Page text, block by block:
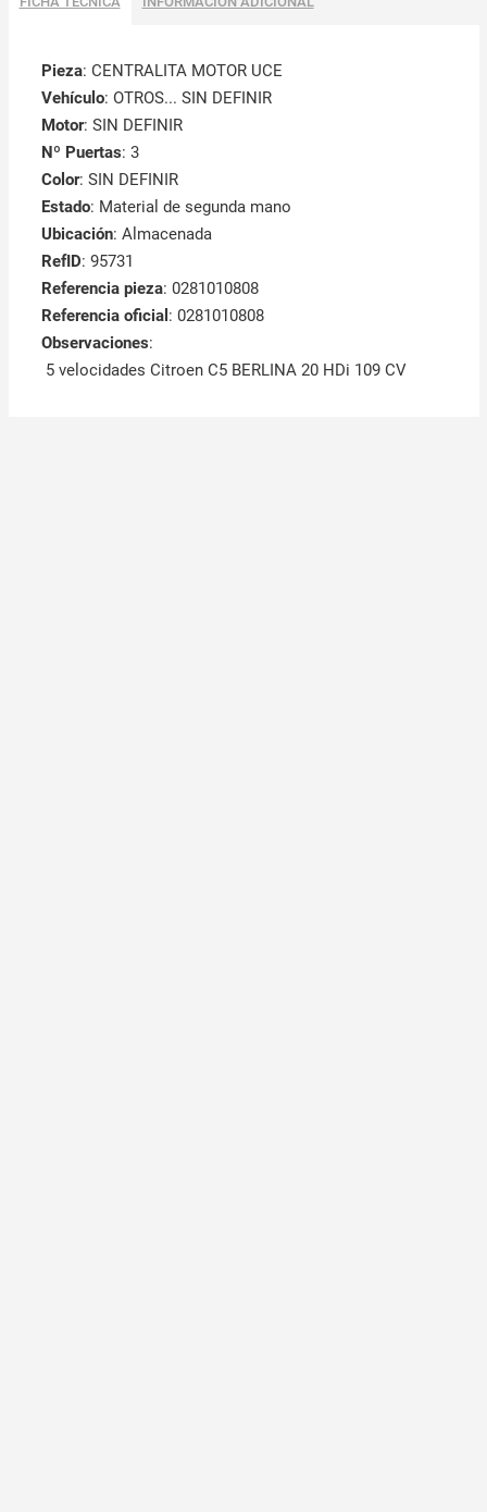
Pieza: CENTRALITA MOTOR UCE
Vehículo: OTROS... SIN DEFINIR
Motor: SIN DEFINIR
Nº Puertas: 3
Color: SIN DEFINIR
Estado: Material de segunda mano
Ubicación: Almacenada
RefID: 95731
Referencia pieza: 0281010808
Referencia oficial : 0281010808
Observaciones:
5 velocidades Citroen C5 BERLINA 20 HDi 109 CV